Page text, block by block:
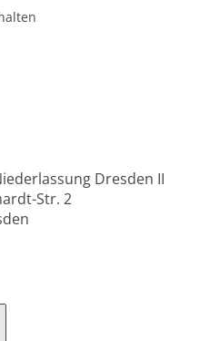
Dresden II
Str. 2